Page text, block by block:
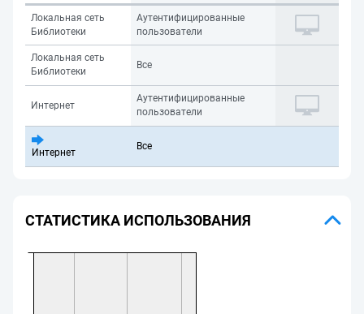
Локальная сеть
Библиотеки
Аутентифицированные
пользователи
Локальная сеть
Библиотеки
Все
Интернет
Аутентифицированные
пользователи
Интернет
Все
СТАТИСТИКА ИСПОЛЬЗОВАНИЯ